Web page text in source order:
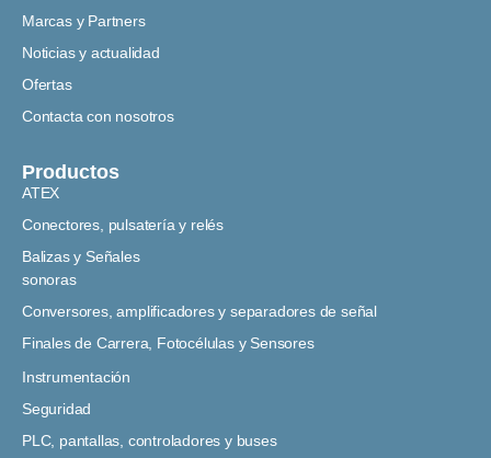
Marcas y Partners
Noticias y actualidad
Ofertas
Contacta con nosotros
Productos
ATEX
Conectores, pulsatería y relés
Balizas y Señales
sonoras
Conversores, amplificadores y separadores de señal
Finales de Carrera, Fotocélulas y Sensores
Instrumentación
Seguridad
PLC, pantallas, controladores y buses